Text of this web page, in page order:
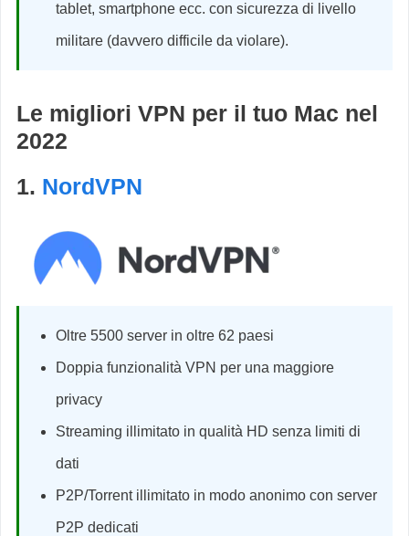
tablet, smartphone ecc. con sicurezza di livello
militare (davvero difficile da violare).
Le migliori VPN per il tuo Mac nel
2022
1. NordVPN
Oltre 5500 server in oltre 62 paesi
Doppia funzionalità VPN per una maggiore
privacy
Streaming illimitato in qualità HD senza limiti di
dati
P2P/Torrent illimitato in modo anonimo con server
P2P dedicati